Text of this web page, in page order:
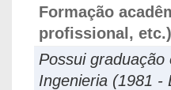
Formação
profissional, etc.)
Possui
Ingenieria (1981 -